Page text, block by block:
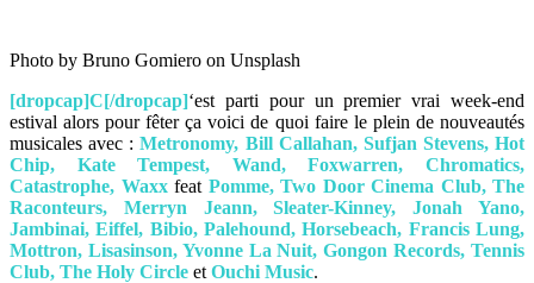
Photo by Bruno Gomiero on Unsplash
[dropcap]C[/dropcap]‘est parti pour un premier vrai week-end
estival alors pour fêter ça voici de quoi faire le plein de nouveautés
musicales avec :Metronomy, Bill Callahan, Sufjan Stevens, Hot
Chip, Kate Tempest, Wand, Foxwarren, Chromatics,
Catastrophe, Waxxfeat Pomme, Two Door Cinema Club, The
Raconteurs, Merryn Jeann, Sleater-Kinney, Jonah Yano,
Jambinai, Eiffel, Bibio, Palehound, Horsebeach, Francis Lung,
Mottron, Lisasinson, Yvonne La Nuit, Gongon Records, Tennis
Club, The Holy Circle et Ouchi Music.